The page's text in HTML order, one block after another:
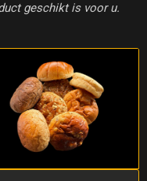
geschikt is voor u.